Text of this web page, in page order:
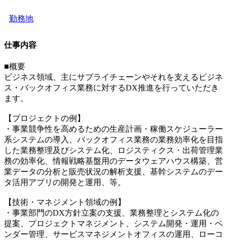
勤務地
仕事内容
■概要
ビジネス領域、主にサプライチェーンやそれを支えるビジネ
ス・バックオフィス業務に対するDX推進を行っていただき
ます。
【プロジェクトの例】
・事業競争性を高めるための生産計画・稼働スケジューラー
系システムの導入、バックオフィス業務の業務効率化を目指
した業務整理及びシステム化、ロジスティクス・出荷管理業
務の効率化、情報戦略基盤用のデータウェアハウス構築、営
業データの分析と販売状況の解析支援、基幹システムのデー
タ活用アプリの開発と運用、等。
【技術・マネジメント領域の例】
・事業部門のDX方針立案の支援、業務整理とシステム化の
提案、プロジェクトマネジメント、システム開発・運用・ベ
ンダー管理、サービスマネジメントオフィスの運用、ローコ